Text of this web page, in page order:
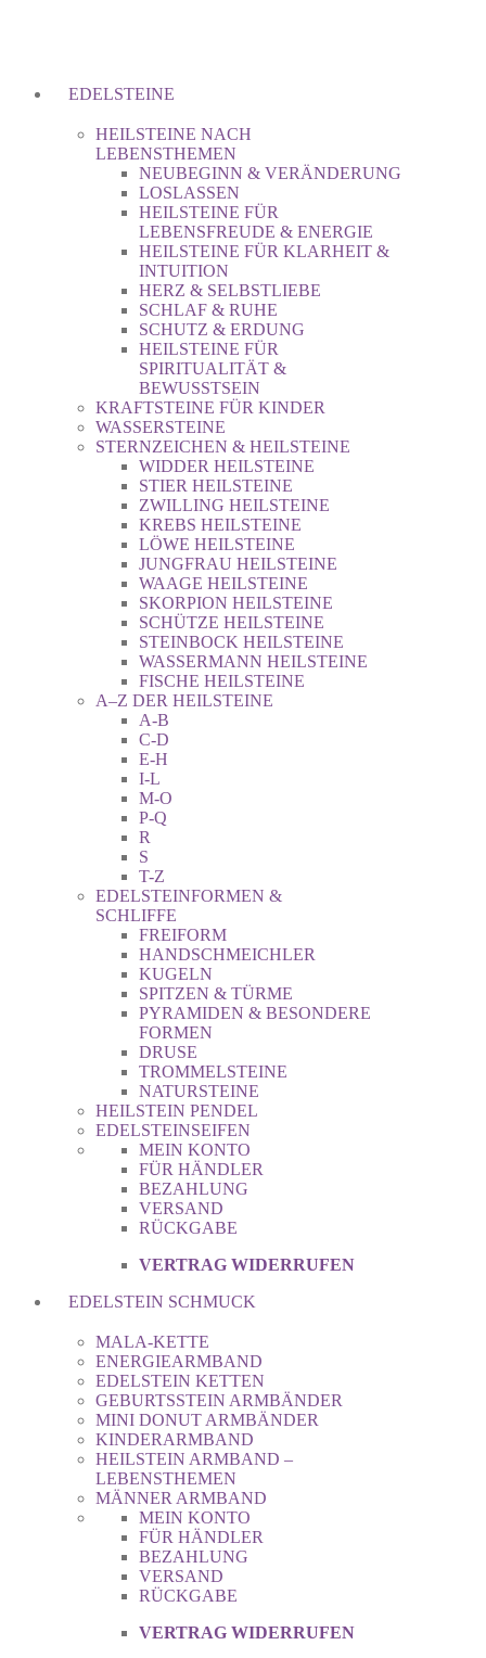
EDELSTEINE
HEILSTEINE NACH
LEBENSTHEMEN
NEUBEGINN & VERÄNDERUNG
LOSLASSEN
HEILSTEINE FÜR
LEBENSFREUDE & ENERGIE
HEILSTEINE FÜR KLARHEIT &
INTUITION
HERZ & SELBSTLIEBE
SCHLAF & RUHE
SCHUTZ & ERDUNG
HEILSTEINE FÜR
SPIRITUALITÄT &
BEWUSSTSEIN
KRAFTSTEINE FÜR KINDER
WASSERSTEINE
STERNZEICHEN & HEILSTEINE
WIDDER HEILSTEINE
STIER HEILSTEINE
ZWILLING HEILSTEINE
KREBS HEILSTEINE
LÖWE HEILSTEINE
JUNGFRAU HEILSTEINE
WAAGE HEILSTEINE
SKORPION HEILSTEINE
SCHÜTZE HEILSTEINE
STEINBOCK HEILSTEINE
WASSERMANN HEILSTEINE
FISCHE HEILSTEINE
A–Z DER HEILSTEINE
A-B
C-D
E-H
I-L
M-O
P-Q
R
S
T-Z
EDELSTEINFORMEN &
SCHLIFFE
FREIFORM
HANDSCHMEICHLER
KUGELN
SPITZEN & TÜRME
PYRAMIDEN & BESONDERE
FORMEN
DRUSE
TROMMELSTEINE
NATURSTEINE
HEILSTEIN PENDEL
EDELSTEINSEIFEN
MEIN KONTO
FÜR HÄNDLER
BEZAHLUNG
VERSAND
RÜCKGABE
VERTRAG WIDERRUFEN
EDELSTEIN SCHMUCK
MALA-KETTE
ENERGIEARMBAND
EDELSTEIN KETTEN
GEBURTSSTEIN ARMBÄNDER
MINI DONUT ARMBÄNDER
KINDERARMBAND
HEILSTEIN ARMBAND –
LEBENSTHEMEN
MÄNNER ARMBAND
MEIN KONTO
FÜR HÄNDLER
BEZAHLUNG
VERSAND
RÜCKGABE
VERTRAG WIDERRUFEN